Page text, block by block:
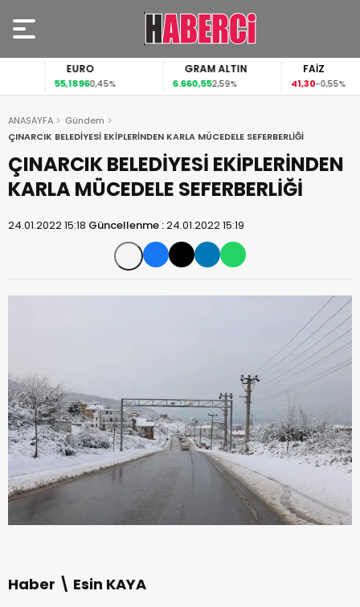
EURO
55,18960,45%
GRAM ALTIN
6.660,552,59%
FAİZ
41,30-0,55%
ANASAYFA
Gündem
ÇINARCIK BELEDİYESİ EKİPLERİNDEN KARLA MÜCEDELE SEFERBERLİĞİ
ÇINARCIK BELEDİYESİ EKİPLERİNDEN
KARLA MÜCEDELE SEFERBERLİĞİ
24.01.2022 15:18 Güncellenme :24.01.2022 15:19
Haber \ Esin KAYA